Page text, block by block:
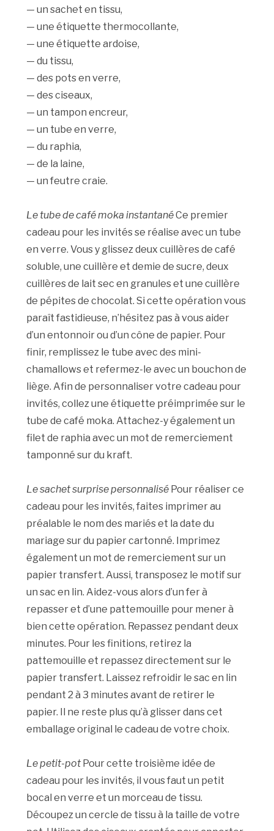
— un sachet en tissu,
— une étiquette thermocollante,
— une étiquette ardoise,
— du tissu,
— des pots en verre,
— des ciseaux,
— un tampon encreur,
— un tube en verre,
— du raphia,
— de la laine,
— un feutre craie.
Le tube de café moka instantanéCe premier
cadeau pour les invités se réalise avec un tube
en verre. Vous y glissez deux cuillères de café
soluble, une cuillère et demie de sucre, deux
cuillères de lait sec en granules et une cuillère
de pépites de chocolat. Si cette opération vous
paraît fastidieuse, n’hésitez pas à vous aider
d’un entonnoir ou d’un cône de papier. Pour
finir, remplissez le tube avec des mini-
chamallows et refermez-le avec un bouchon de
liège. Afin de personnaliser votre cadeau pour
invités, collez une étiquette préimprimée sur le
tube de café moka. Attachez-y également un
filet de raphia avec un mot de remerciement
tamponné sur du kraft.
Le sachet surprise personnalisé Pour réaliser ce
cadeau pour les invités, faites imprimer au
préalable le nom des mariés et la date du
mariage sur du papier cartonné. Imprimez
également un mot de remerciement sur un
papier transfert. Aussi, transposez le motif sur
un sac en lin. Aidez-vous alors d’un fer à
repasser et d’une pattemouille pour mener à
bien cette opération. Repassez pendant deux
minutes. Pour les finitions, retirez la
pattemouille et repassez directement sur le
papier transfert. Laissez refroidir le sac en lin
pendant 2 à 3 minutes avant de retirer le
papier. Il ne reste plus qu’à glisser dans cet
emballage original le cadeau de votre choix.
Le petit-potPour cette troisième idée de
cadeau pour les invités, il vous faut un petit
bocal en verre et un morceau de tissu.
Découpez un cercle de tissu à la taille de votre